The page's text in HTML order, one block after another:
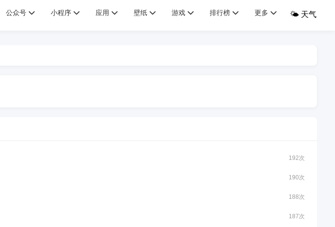
公众号 小程序 应用 壁纸 游戏 排行榜 更多 🌤️ 天气
192次
190次
188次
187次